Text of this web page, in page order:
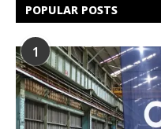
POPULAR POSTS
1